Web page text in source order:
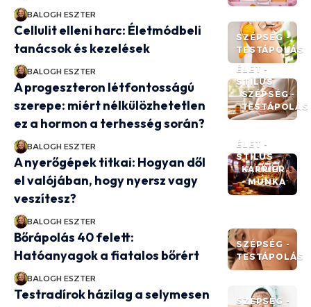
BALOGH ESZTER
SZÉPSÉG -
TESTÁPOLÁS
Cellulit elleni harc: Életmódbeli
tanácsok és kezelések
BALOGH ESZTER
ÉLET -
STÍLUS
SZÉPSÉG -
TESTÁPOLÁS
A progeszteron létfontosságú
szerepe: miért nélkülözhetetlen
ez a hormon a terhesség során?
BALOGH ESZTER
ÉLET -
STÍLUS
KARRIER
- MUNKA
A nyerőgépek titkai: Hogyan dől
el valójában, hogy nyersz vagy
veszítesz?
BALOGH ESZTER
SZÉPSÉG -
TESTÁPOLÁS
Bőrápolás 40 felett:
Hatóanyagok a fiatalos bőrért
BALOGH ESZTER
SZÉPSÉG -
Testradírok házilag a selymesen